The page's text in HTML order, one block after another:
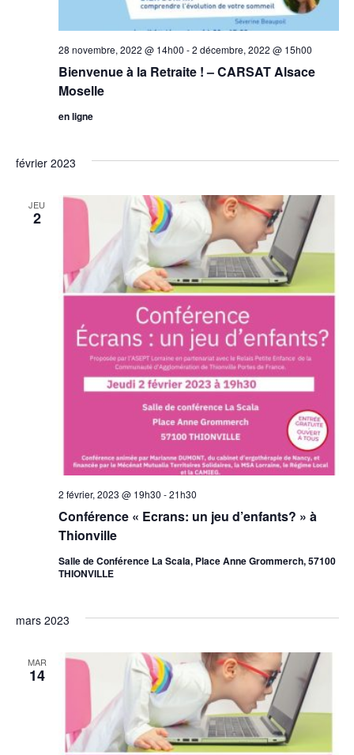
Bienvenue à la Retraite ! – CARSAT Alsace
Moselle
28 novembre, 2022 @ 14h00 -2 décembre, 2022 @ 15h00
en ligne
février 2023
JEU
2
Conférence « Ecrans: un jeu d’enfants? » à
Thionville
2 février, 2023 @ 19h30 -21h30
Salle de Conférence La Scala, Place Anne Grommerch, 57100
THIONVILLE
mars 2023
MAR
14